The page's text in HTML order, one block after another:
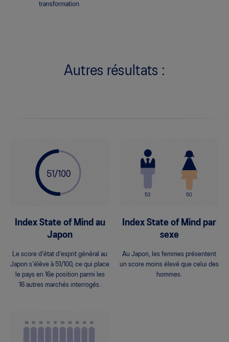
transformation.
Autres résultats :
Index State of Mind au
Japon
Le score d'état d'esprit général au
Japon s'élève à 51/100, ce qui place
le pays en 16e position parmi les
16 autres marchés interrogés.
Index State of Mind par
sexe
Au Japon, les femmes présentent
un score moins élevé que celui des
hommes.